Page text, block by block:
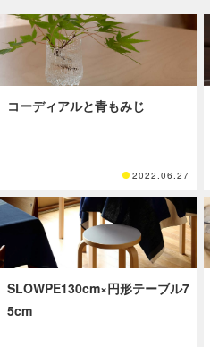
コーディアルと青もみじ
2022.06.27
SLOWPE130cm×円形テーブル7
5cm